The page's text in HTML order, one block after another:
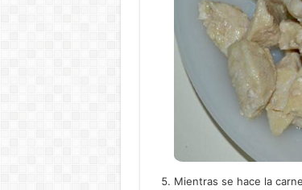
Mientras se hace la